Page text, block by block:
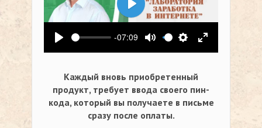
Воспроизвести
-07:09
Выключить звук
Настройки
На весь
Воспроизвести
Каждый вновь приобретенный
продукт, требует ввода своего пин-
кода, который вы получаете в письме
сразу после оплаты.